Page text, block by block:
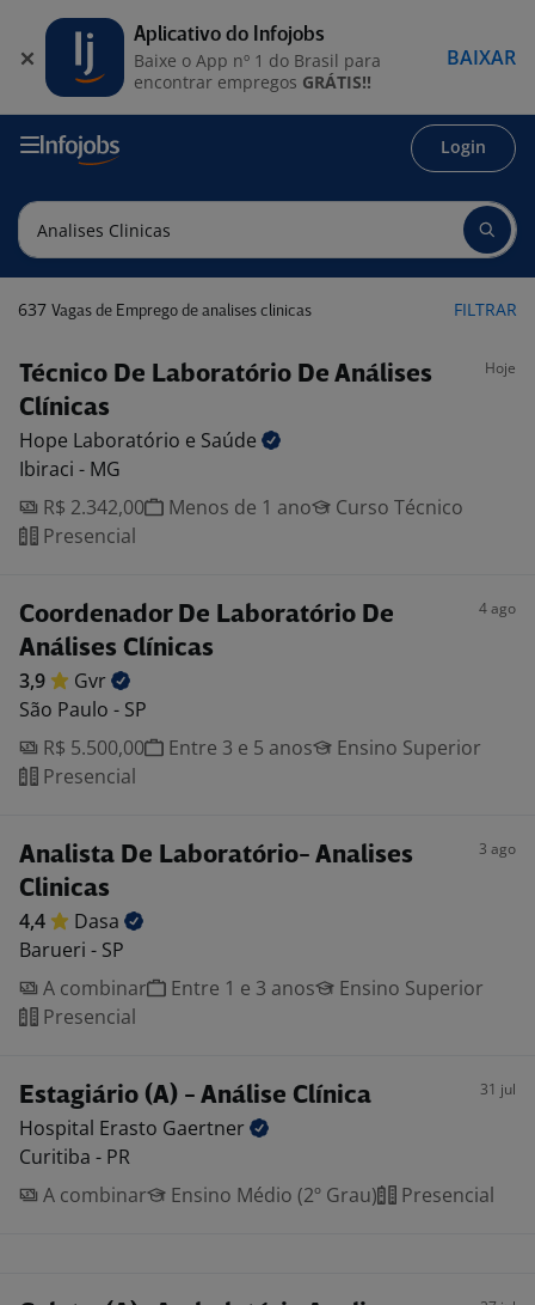
Login
637 Vagas de Emprego de analises clinicas FILTRAR
Técnico De Laboratório De Análises
Clínicas
Hoje
Hope Laboratório e Saúde
Ibiraci - MG
R$ 2.342,00
Menos de 1 ano
Curso Técnico
Presencial
Coordenador De Laboratório De
Análises Clínicas
4 ago
3,9
Gvr
São Paulo - SP
R$ 5.500,00
Entre 3 e 5 anos
Ensino Superior
Presencial
Analista De Laboratório- Analises
Clinicas
3 ago
4,4
Dasa
Barueri - SP
A combinar
Entre 1 e 3 anos
Ensino Superior
Presencial
Estagiário (A) - Análise Clínica 31 jul
Hospital Erasto Gaertner
Curitiba - PR
A combinar
Ensino Médio (2º Grau) Presencial
Aplicativo do Infojobs
Baixe o App nº 1 do Brasil para
encontrar empregos GRÁTIS!!
BAIXAR